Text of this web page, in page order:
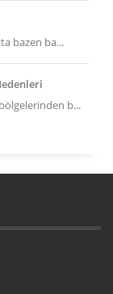
bazen ba...
b...